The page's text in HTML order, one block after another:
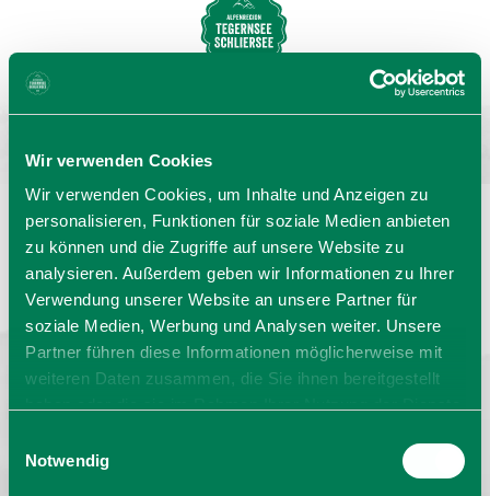
Wir verwenden Cookies
Wir verwenden Cookies, um Inhalte und Anzeigen zu
personalisieren, Funktionen für soziale Medien anbieten
zu können und die Zugriffe auf unsere Website zu
analysieren. Außerdem geben wir Informationen zu Ihrer
Verwendung unserer Website an unsere Partner für
soziale Medien, Werbung und Analysen weiter. Unsere
Partner führen diese Informationen möglicherweise mit
weiteren Daten zusammen, die Sie ihnen bereitgestellt
Cookies, wenn Sie unsere Webseite weiterhin nutzen.
Notwendig
Sprache wählen: DE EN IT
Rathaus Barrierefrei reisen
Prospekte
Kontakt
Impressum
Datenschutz
Erklärung zur Barrierefreiheit
Bayern - traditionell anders
BUCHEN